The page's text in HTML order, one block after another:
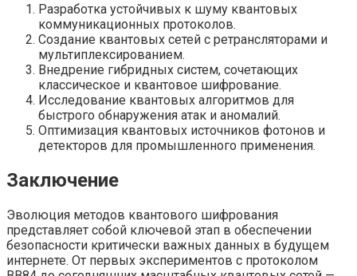
Разработка устойчивых к шуму квантовых
коммуникационных протоколов.
Создание квантовых сетей с ретрансляторами и
мультиплексированием.
Внедрение гибридных систем, сочетающих
классическое и квантовое шифрование.
Исследование квантовых алгоритмов для
быстрого обнаружения атак и аномалий.
Оптимизация квантовых источников фотонов и
детекторов для промышленного применения.
Заключение
Эволюция методов квантового шифрования
представляет собой ключевой этап в обеспечении
безопасности критически важных данных в будущем
интернете. От первых экспериментов с протоколом